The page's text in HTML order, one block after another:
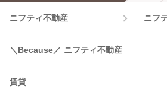
温水洗浄便座
コンロ2口以上
ニフティ不動産 ニフ
＼Because／ ニフティ不動産
賃貸